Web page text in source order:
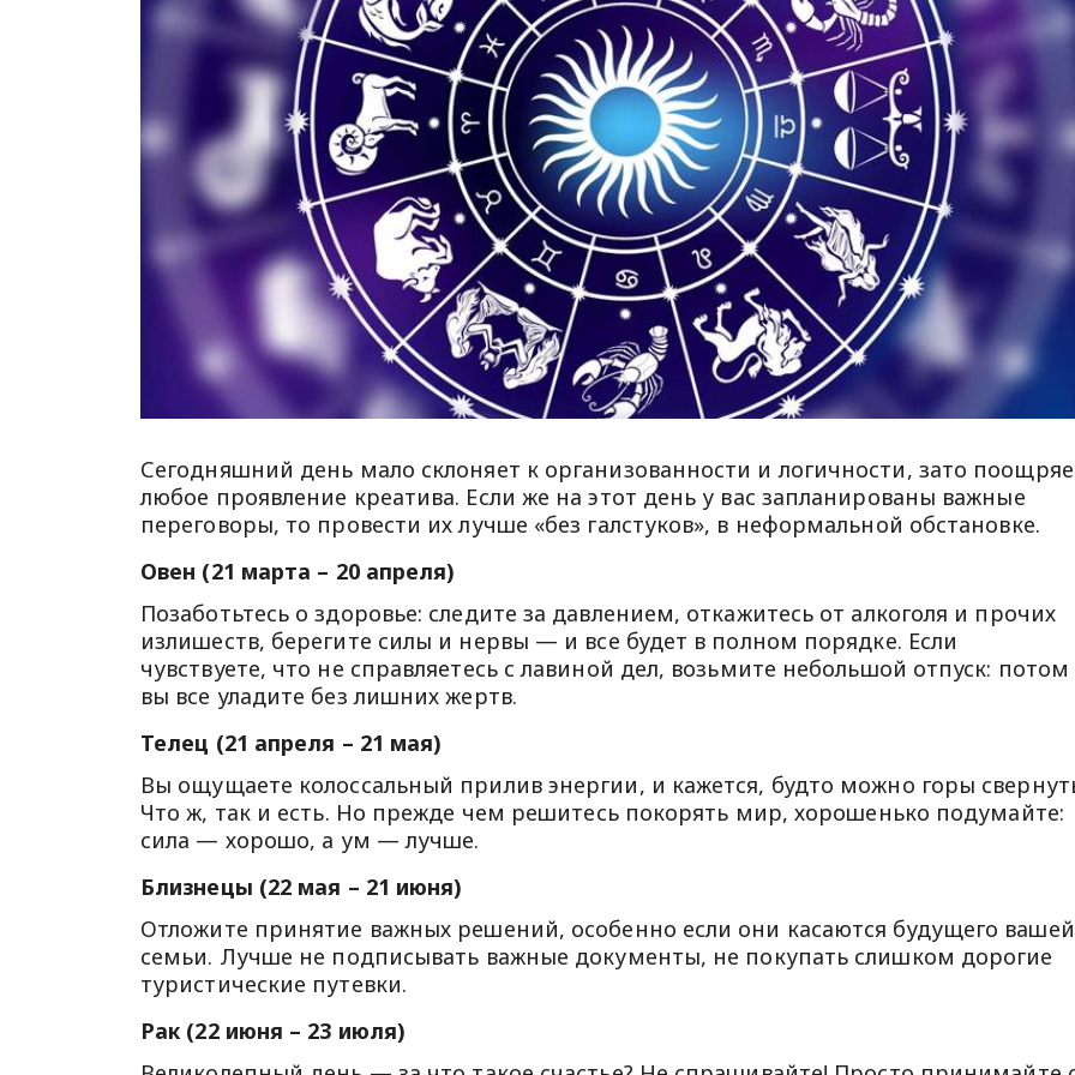
Сегодняшний день мало склоняет к организованности и логичности, зато
любое проявление креатива. Если же на этот день у вас запланированы важные
переговоры, то провести их лучше «без галстуков», в неформальной обстановке.
Овен (21 марта – 20 апреля)
Позаботьтесь о здоровье: следите за давлением, откажитесь от алкоголя и прочих
излишеств, берегите силы и нервы — и все будет в полном порядке. Если
чувствуете, что не справляетесь с лавиной дел, возьмите небольшой отпуск: потом
вы все уладите без лишних жертв.
Телец (21 апреля – 21 мая)
Вы ощущаете колоссальный прилив энергии, и кажется, будто можно горы
Что ж, так и есть. Но прежде чем решитесь покорять мир, хорошенько подумайте:
сила — хорошо, а ум — лучше.
Близнецы (22 мая – 21 июня)
Отложите принятие важных решений, особенно если они касаются будущего вашей
семьи. Лучше не подписывать важные документы, не покупать слишком дорогие
туристические путевки.
Рак (22 июня – 23 июля)